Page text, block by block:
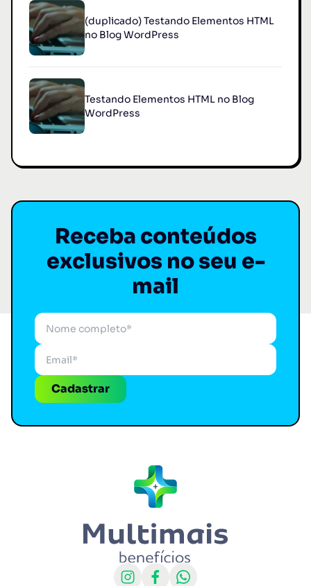
(duplicado) Testando Elementos HTML
no Blog WordPress
Testando Elementos HTML no Blog
WordPress
Receba conteúdos
exclusivos no seu e-
mail